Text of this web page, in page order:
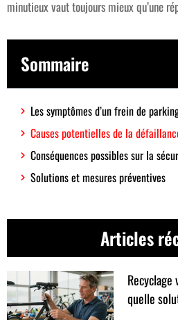
minutieux vaut toujours mieux qu’une
Sommaire
Les symptômes d’un frein de
Causes potentielles de la
Solutions et mesures préventives
Articles
quelle